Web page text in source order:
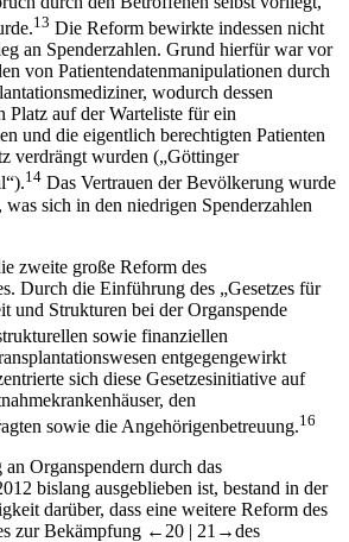
13 Die Reform bewirkte indessen nicht
an Spenderzahlen. Grund hierfür war vor
von Patientendatenmanipulationen durch
wodurch dessen
Platz auf der Warteliste für ein
und die eigentlich berechtigten Patienten
verdrängt wurden („Göttinger
14 Das Vertrauen der Bevölkerung wurde
sich in den niedrigen Spenderzahlen
zweite große Reform des
Durch die Einführung des „Gesetzes für
und Strukturen bei der Organspende
sowie finanziellen
entgegengewirkt
sich diese Gesetzesinitiative auf
den
sowie die Angehörigenbetreuung.16
Organspendern durch das
bislang ausgeblieben ist, bestand in der
darüber, dass eine weitere Reform des
zur Bekämpfung ←20 | 21→des